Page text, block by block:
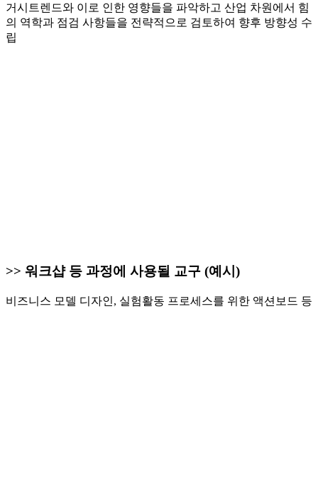
거시트렌드와 이로 인한 영향들을 파악하고 산업 차원에서 힘
의 역학과 점검 사항들을 전략적으로 검토하여 향후 방향성 수
립
>> 워크샵 등 과정에 사용될 교구 (예시)
비즈니스 모델 디자인, 실험활동 프로세스를 위한 액션보드 등